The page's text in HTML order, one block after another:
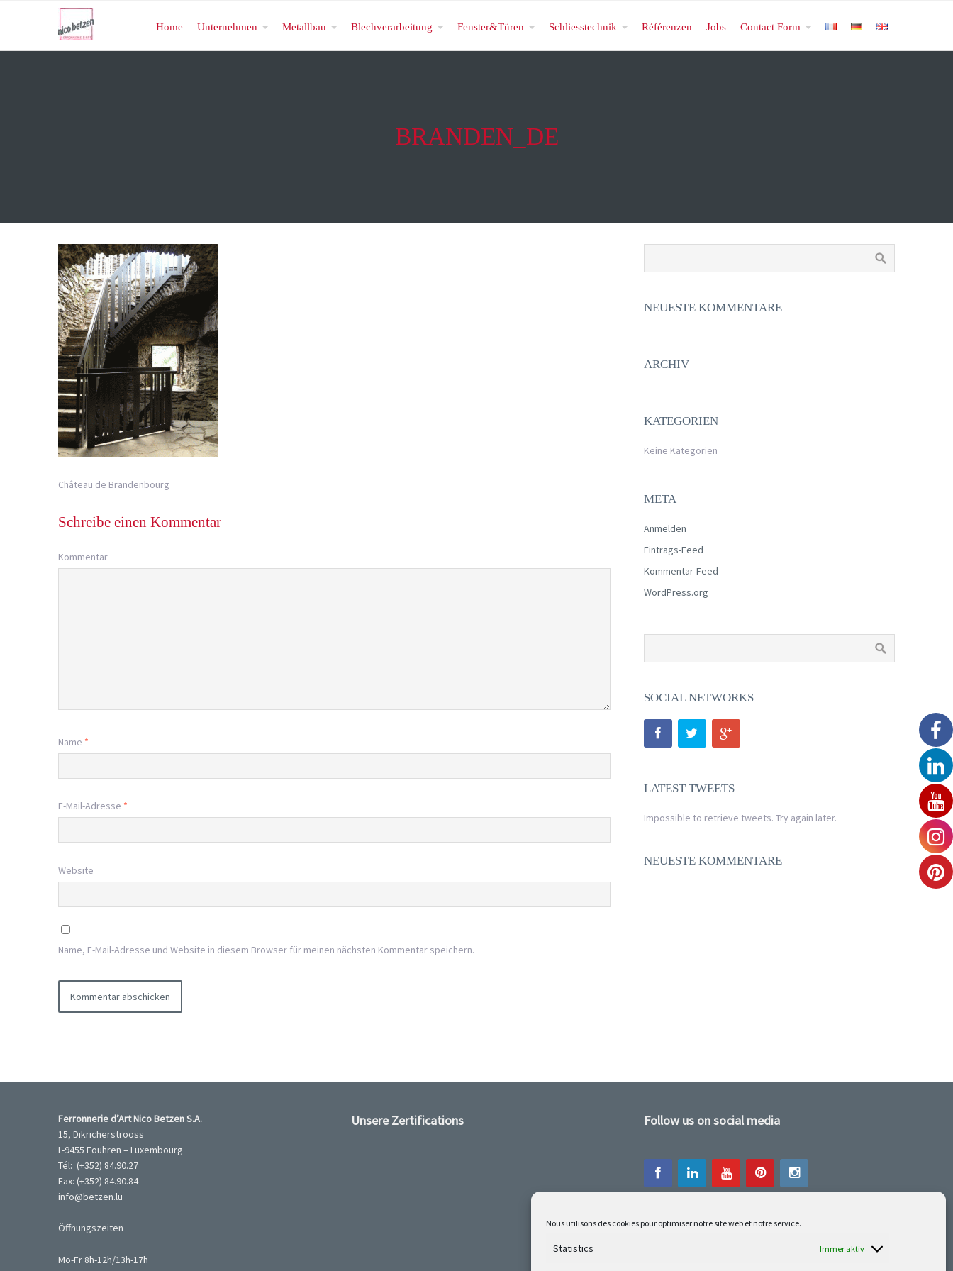
Nous utilisons des cookies pour optimiser notre site web et notre service.
Statistics Immer aktiv
Home Unternehmen Metallbau Blechverarbeitung Fenster&Türen Schliesstechnik Référenzen Jobs Contact Form
BRANDEN_DE
Château de Brandenbourg
Schreibe einen Kommentar
Kommentar
Name *
E-Mail-Adresse *
Website
Name, E-Mail-Adresse und Website in diesem Browser für meinen nächsten Kommentar speichern.
NEUESTE KOMMENTARE
ARCHIV
KATEGORIEN
Keine Kategorien
META
Anmelden
Eintrags-Feed
Kommentar-Feed
WordPress.org
SOCIAL NETWORKS
LATEST TWEETS
Impossible to retrieve tweets. Try again later.
NEUESTE KOMMENTARE
Ferronnerie d’Art Nico Betzen S.A.
15, Dikricherstrooss
L-9455 Fouhren – Luxembourg
Tél: (+352) 84.90.27
Fax: (+352) 84.90.84
info@betzen.lu
Öffnungszeiten
Mo-Fr 8h-12h/13h-17h
Unsere Zertifications Follow us on social media
Unsere neuesten Errungenschaften sind auf